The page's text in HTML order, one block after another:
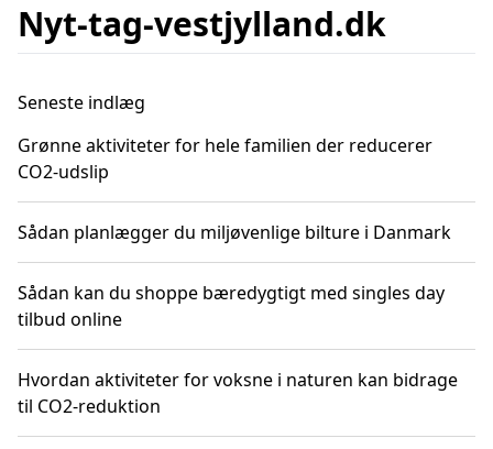
Nyt-tag-vestjylland.dk
Seneste indlæg
Grønne aktiviteter for hele familien der reducerer
CO2-udslip
Sådan planlægger du miljøvenlige bilture i Danmark
Sådan kan du shoppe bæredygtigt med singles day
tilbud online
Hvordan aktiviteter for voksne i naturen kan bidrage
til CO2-reduktion